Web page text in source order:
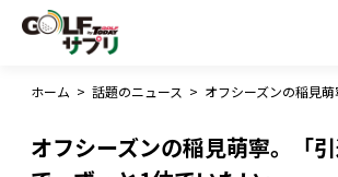
ホーム > 話題のニュース >
オフシーズンの稲見萌寧。「